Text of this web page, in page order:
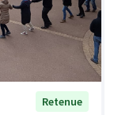
Retenue